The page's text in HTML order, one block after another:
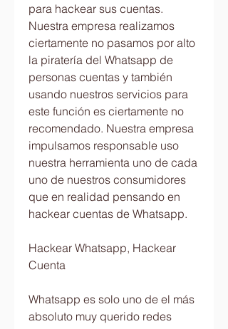
para hackear sus cuentas.
Nuestra empresa realizamos
ciertamente no pasamos por alto
la piratería del Whatsapp de
personas cuentas y también
usando nuestros servicios para
este función es ciertamente no
recomendado. Nuestra empresa
impulsamos responsable uso
nuestra herramienta uno de cada
uno de nuestros consumidores
que en realidad pensando en
hackear cuentas de Whatsapp.
Hackear Whatsapp, Hackear
Cuenta
Whatsapp es solo uno de el más
absoluto muy querido redes